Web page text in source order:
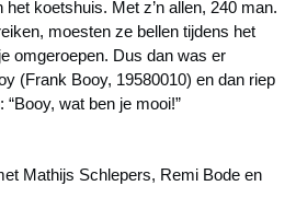
koetshuis. Met z’n allen, 240 man.
moesten ze bellen tijdens het
omgeroepen. Dus dan was er
(Frank Booy, 19580010) en dan riep
wat ben je mooi!”
Mathijs Schlepers, Remi Bode en